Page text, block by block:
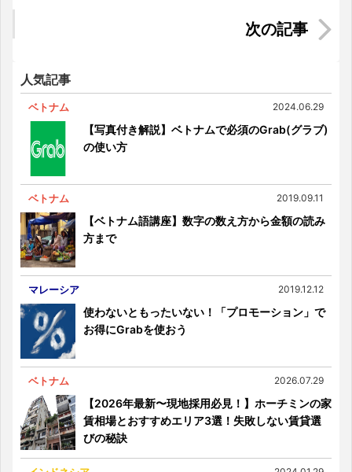
インドネシアのスーパーは日本と何が違うのか
人気記事
ベトナム 2024.06.29
【写真付き解説】ベトナムで必須のGrab(グラブ)
の使い方
ベトナム 2019.09.11
【ベトナム語講座】数字の数え方から金額の読み
方まで
マレーシア 2019.12.12
使わないともったいない！「プロモーション」で
お得にGrabを使おう
ベトナム 2026.07.29
【2026年最新〜現地採用必見！】ホーチミンの家
賃相場とおすすめエリア3選！失敗しない賃貸選
びの秘訣